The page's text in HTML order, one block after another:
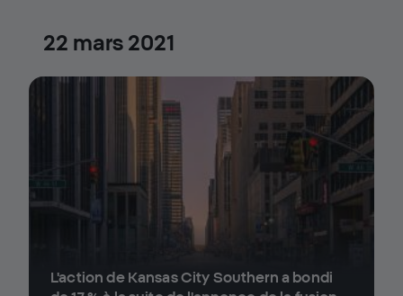
22 mars 2021
L'action de Kansas City Southern a bondi